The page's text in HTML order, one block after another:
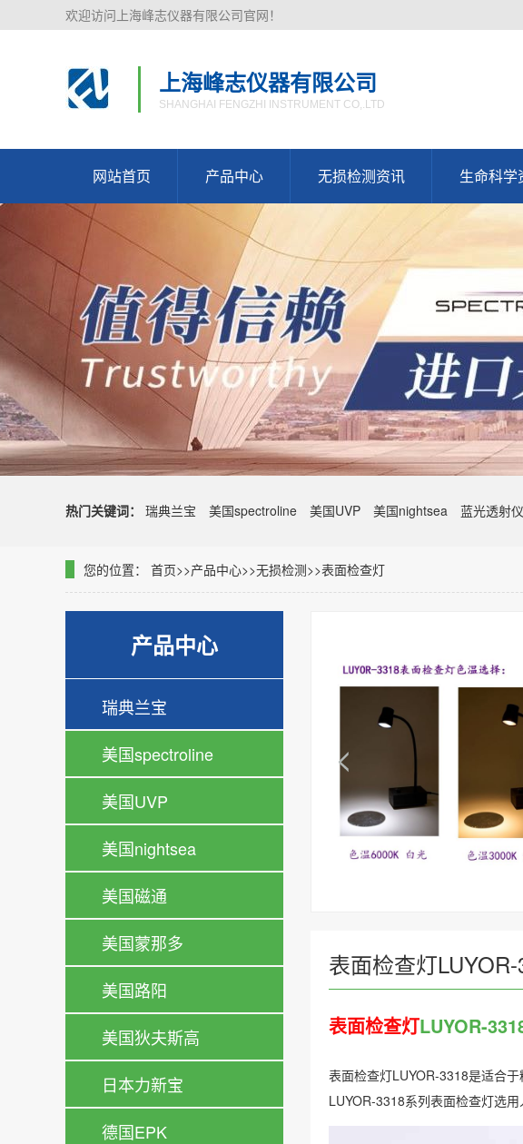
欢迎访问上海峰志仪器有限公司官网！
上海峰志仪器有限公司
SHANGHAI FENGZHI INSTRUMENT CO,.LTD
网站首页 产品中心 无损检测资讯 生命科学
热门关键词： 瑞典兰宝 美国spectroline 美国UVP 美国nightsea 蓝光透射仪
您的位置： 首页>>产品中心>>无损检测>>表面检查灯
产品中心
瑞典兰宝
美国spectroline
美国UVP
美国nightsea
美国磁通
美国蒙那多
美国路阳
美国狄夫斯高
日本力新宝
德国EPK
表面检查灯
表面检查灯LUYOR-
表面检查灯LUYOR-3318是适合
LUYOR-3318系列表面检查灯选